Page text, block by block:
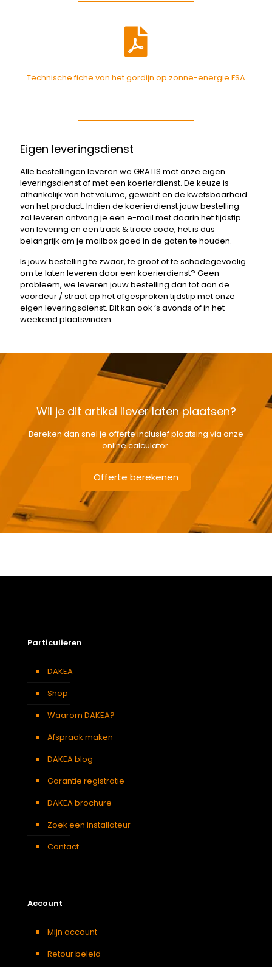
Technische fiche van het gordijn op zonne-energie FSA
Eigen leveringsdienst
Alle bestellingen leveren we GRATIS met onze eigen
leveringsdienst of met een koerierdienst. De keuze is
afhankelijk van het volume, gewicht en de kwetsbaarheid
van het product. Indien de koerierdienst jouw bestelling
zal leveren ontvang je een e-mail met daarin het tijdstip
van levering en een track & trace code, het is dus
belangrijk om je mailbox goed in de gaten te houden.
Is jouw bestelling te zwaar, te groot of te schadegevoelig
om te laten leveren door een koerierdienst? Geen
probleem, we leveren jouw bestelling dan tot aan de
voordeur / straat op het afgesproken tijdstip met onze
eigen leveringsdienst. Dit kan ook ‘s avonds of in het
weekend plaatsvinden.
Wil je dit artikel liever laten plaatsen?
Bereken dan snel je offerte inclusief plaatsing via onze
online calculator.
Offerte berekenen
Soort kamer
Particulieren
DAKEA
Shop
Waarom DAKEA?
Afspraak maken
DAKEA blog
Garantie registratie
DAKEA brochure
Zoek een installateur
Contact
Account
Mijn account
Retour beleid